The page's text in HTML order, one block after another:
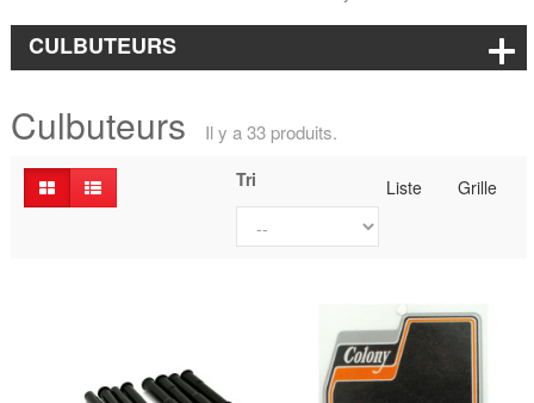
CULBUTEURS
Culbuteurs Il y a 33 produits.
Liste Grille
Tri